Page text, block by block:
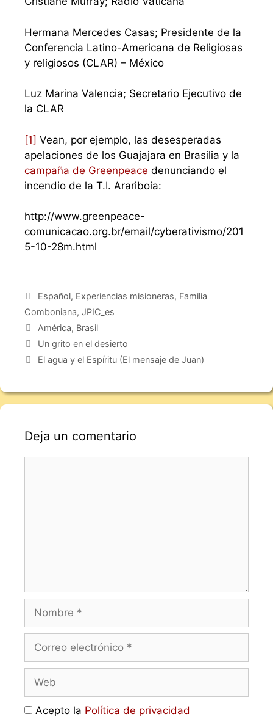
Hermana Mercedes Casas; Presidente de la
Conferencia Latino-Americana de Religiosas
y religiosos (CLAR) – México
Luz Marina Valencia; Secretario Ejecutivo de
la CLAR
[1] Vean, por ejemplo, las desesperadas
apelaciones de los Guajajara en Brasilia y la
campaña de Greenpeace denunciando el
incendio de la T.I. Arariboia:
http://www.greenpeace-
comunicacao.org.br/email/cyberativismo/201
5-10-28m.html
Español, Experiencias misioneras, Familia
Comboniana, JPIC_es
América, Brasil
Un grito en el desierto
El agua y el Espíritu (El mensaje de Juan)
Deja un comentario
Acepto la Política de privacidad